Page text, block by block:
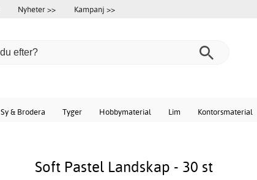
Nyheter >> Kampanj >>
Sy & Brodera Tyger Hobbymaterial Lim Kontorsmaterial
Soft Pastel Landskap - 30 st